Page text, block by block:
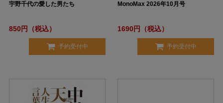
宇野千代の愛した男たち
850円（税込）
予約受付中
MonoMax 2026年10月号
1690円（税込）
予約受付中